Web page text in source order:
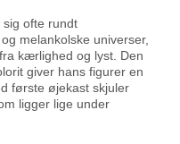
ofte rundt
melankolske universer,
kærlighed og lyst. Den
giver hans figurer en
første øjekast skjuler
ligger lige under